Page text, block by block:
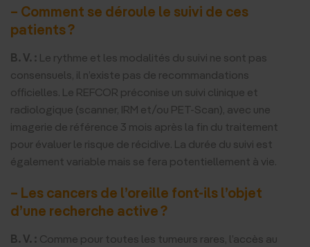
– Comment se déroule le suivi de ces
patients ?
B. V. : Le rythme et les modalités du suivi ne sont pas
consensuels, il n’existe pas de recommandations
officielles. Le REFCOR préconise un suivi clinique et
radiologique (scanner, IRM et/ou PET-Scan), avec une
imagerie de référence 3 mois après la fin du traitement
pour évaluer le risque de récidive. La durée du suivi est
également variable mais se fera potentiellement à vie.
– Les cancers de l’oreille font-ils l’objet
d’une recherche active ?
B. V. : Comme pour toutes les tumeurs rares, l’accès au